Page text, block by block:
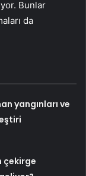
Bunlar
da
yangınları ve
çekirge